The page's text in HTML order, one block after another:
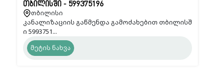
თბილისში - 599375196
თბილისი
კანალიზაციის გაწმენდა გამოძახებით თბილისშ
ი 5993751...
მეტის ნახვა